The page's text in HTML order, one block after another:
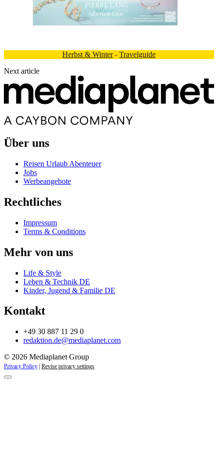
Herbst & Winter- Travelguide
Next article
Über uns
Reisen Urlaub Abenteuer
Jobs
Werbeangebote
Rechtliches
Impressum
Terms & Conditions
Mehr von uns
Life & Style
Leben & Technik DE
Kinder, Jugend & Familie DE
Kontakt
+49 30 887 11 29 0
redaktion.de@mediaplanet.com
© 2026 Mediaplanet Group
Privacy Policy Revise privacy settings